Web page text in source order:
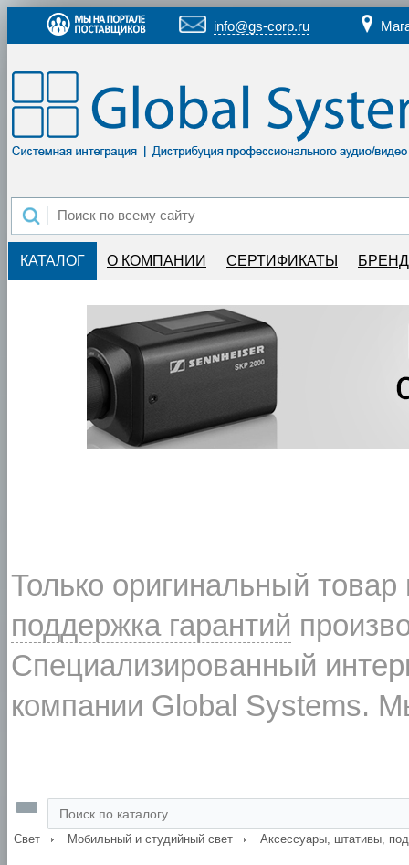
info@gs-corp.ru
КАТАЛОГ О КОМПАНИИ СЕРТИФИКАТЫ
Только оригинальный
поддержка гарантий
Специализированный
компании Global Systems.
Свет Мобильный и студийный свет Аксессуары, штативы,